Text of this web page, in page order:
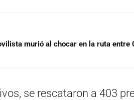
murió al chocar en la ruta entre
se rescataron a 403